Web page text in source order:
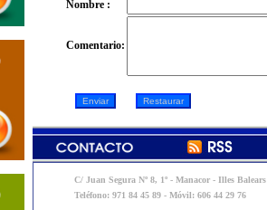
Nombre :
Comentario:
C/ Juan Segura Nº 8, 1º - Manacor - Illes Balears
Teléfono: 971 84 45 89 - Móvil: 606 44 29 76